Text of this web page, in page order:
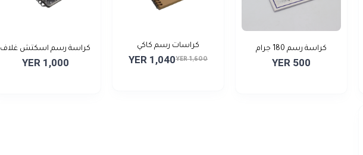
كراسة رسم 180 جرام
YER 500
كراسات رسم كاكي
YER 1,600
YER 1,040
كراسة رسم اسكتش غلاف
اس...
YER 1,000